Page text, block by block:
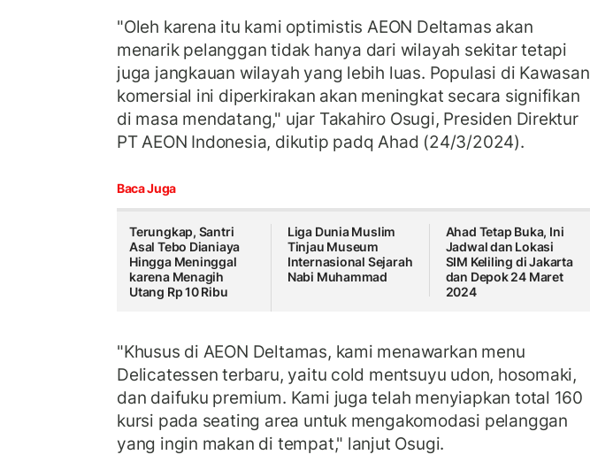
"Oleh karena itu kami optimistis AEON Deltamas akan
menarik pelanggan tidak hanya dari wilayah sekitar tetapi
juga jangkauan wilayah yang lebih luas. Populasi di Kawasan
komersial ini diperkirakan akan meningkat secara signifikan
di masa mendatang," ujar Takahiro Osugi, Presiden Direktur
PT AEON Indonesia, dikutip padq Ahad (24/3/2024).
Baca Juga
Terungkap, Santri
Asal Tebo Dianiaya
Hingga Meninggal
karena Menagih
Utang Rp 10 Ribu
Liga Dunia Muslim
Tinjau Museum
Internasional Sejarah
Nabi Muhammad
Ahad Tetap Buka, Ini
Jadwal dan Lokasi
SIM Keliling di Jakarta
dan Depok 24 Maret
2024
"Khusus di AEON Deltamas, kami menawarkan menu
Delicatessen terbaru, yaitu cold mentsuyu udon, hosomaki,
dan daifuku premium. Kami juga telah menyiapkan total 160
kursi pada seating area untuk mengakomodasi pelanggan
yang ingin makan di tempat," lanjut Osugi.